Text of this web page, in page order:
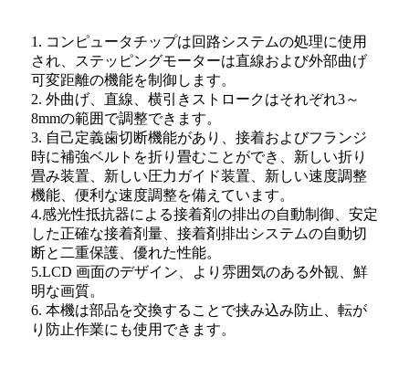
1. コンピュータチップは回路システムの処理に使用
され、ステッピングモーターは直線および外部曲げ
可変距離の機能を制御します。
2. 外曲げ、直線、横引きストロークはそれぞれ3～
8mmの範囲で調整できます。
3. 自己定義歯切断機能があり、接着およびフランジ
時に補強ベルトを折り畳むことができ、新しい折り
畳み装置、新しい圧力ガイド装置、新しい速度調整
機能、便利な速度調整を備えています。
4.感光性抵抗器による接着剤の排出の自動制御、安定
した正確な接着剤量、接着剤排出システムの自動切
断と二重保護、優れた性能。
5.LCD 画面のデザイン、より雰囲気のある外観、鮮
明な画質。
6. 本機は部品を交換することで挟み込み防止、転が
り防止作業にも使用できます。